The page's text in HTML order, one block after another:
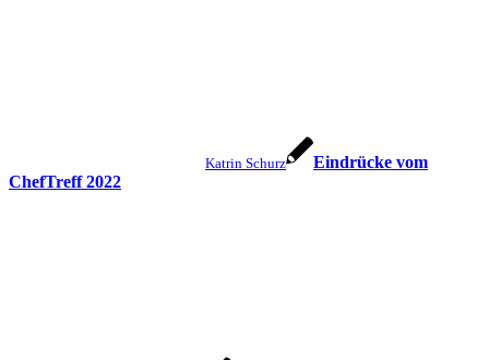
Katrin Schurz
Eindrücke vom
ChefTreff 2022